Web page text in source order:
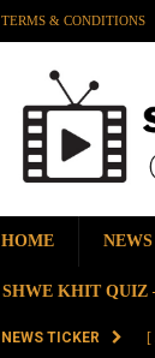
TERMS & CONDITIONS
HOME NEWS
SHWE KHIT QUIZ
NEWS TICKER [